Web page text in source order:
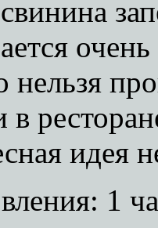
нельзя
в
идея
1